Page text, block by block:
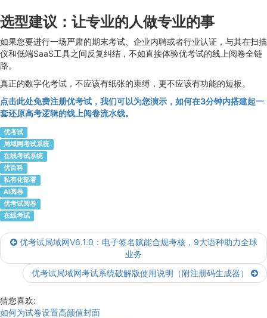
选型建议：让专业的人做专业的事
如果您要进行一场严肃的期末考试、企业内聘或者行业认证，与其在扫描
仪和低端SaaS工具之间反复纠结，不如直接体验优考试的线上阅卷全链
路。
真正的数字化考试，不应该有纸张的束缚，更不应该有功能的短板。
点击此处免费注册优考试，我们可以为您演示，如何在3分钟内搭建起一
套还原高考逻辑的线上阅卷流水线。
优考试
局域网考试系统
在线考试系统
优百科
私有化部署
AI阅卷
优考试阅卷
在线考试
优考试局域网V6.1.0：电子签名赋能合规考核，9大语种助力全球
业务
优考试局域网考试系统破解版使用说明（附注册码生成器）
猜您喜欢:
如何为试卷设置高颜值封面